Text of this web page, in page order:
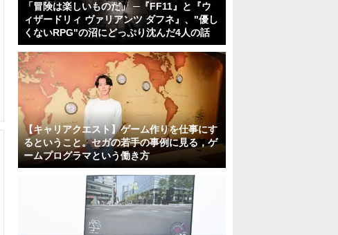
「冒険は楽しいものだ」 ─『FF11』と『ウ
ィザードリィ ヴァリアンツ ダフネ』、"優し
くないRPG"の沼にどっぷり沈んだ4人の話
【キャリアクエスト】ゲーム作りを仕事にす
るということ。セガの若手の事例に見る，ゲ
ームプログラマという働き方